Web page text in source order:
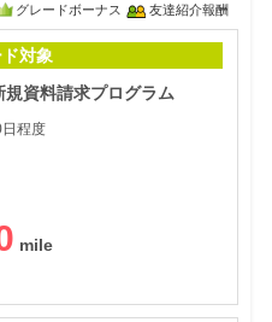
グレードボーナス 友達紹介報酬
対象
規資料請求プログラム
程度